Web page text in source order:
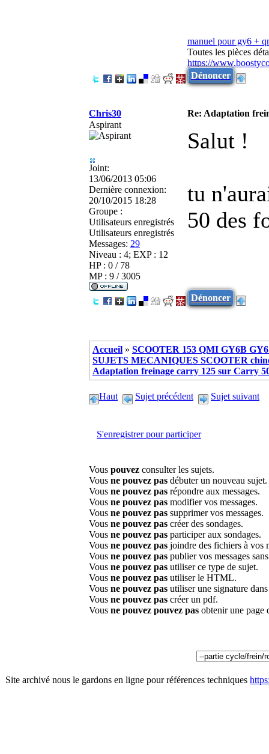
manuel pour gy6 +
Toutes les pièces
https://
Dénoncer
Chris30
Re: Adaptation
Aspirant
Joint:
13/06/2013 05:06
Dernière connexion:
20/10/2015 18:28
Groupe :
Utilisateurs enregistrés
Utilisateurs enregistrés
Messages: 29
Niveau : 4; EXP : 12
HP : 0 / 78
MP : 9 / 3005
Salut !
tu
50 des
Dénoncer
Accueil » SCOOTER 153 QMI GY6B
SUJETS MECANIQUES SCOOTER
Adaptation freinage carry 125 sur Carry
Haut Sujet précédent Sujet suivant
S'enregistrer pour participer
Vous pouvez consulter les sujets.
Vous ne pouvez pas débuter un nouveau sujet.
Vous ne pouvez pas répondre aux messages.
Vous ne pouvez pas modifier vos messages.
Vous ne pouvez pas supprimer vos messages.
Vous ne pouvez pas créer des sondages.
Vous ne pouvez pas participer aux sondages.
Vous ne pouvez pas joindre des fichiers à vos
Vous ne pouvez pas publier vos messages
Vous ne pouvez pas utiliser ce type de sujet.
Vous ne pouvez pas utiliser le HTML.
Vous ne pouvez pas utiliser une signature
Vous ne pouvez pas créer un pdf.
Vous ne pouvez pouvez pas obtenir une page
Site archivé nous le gardons en ligne pour références techniques